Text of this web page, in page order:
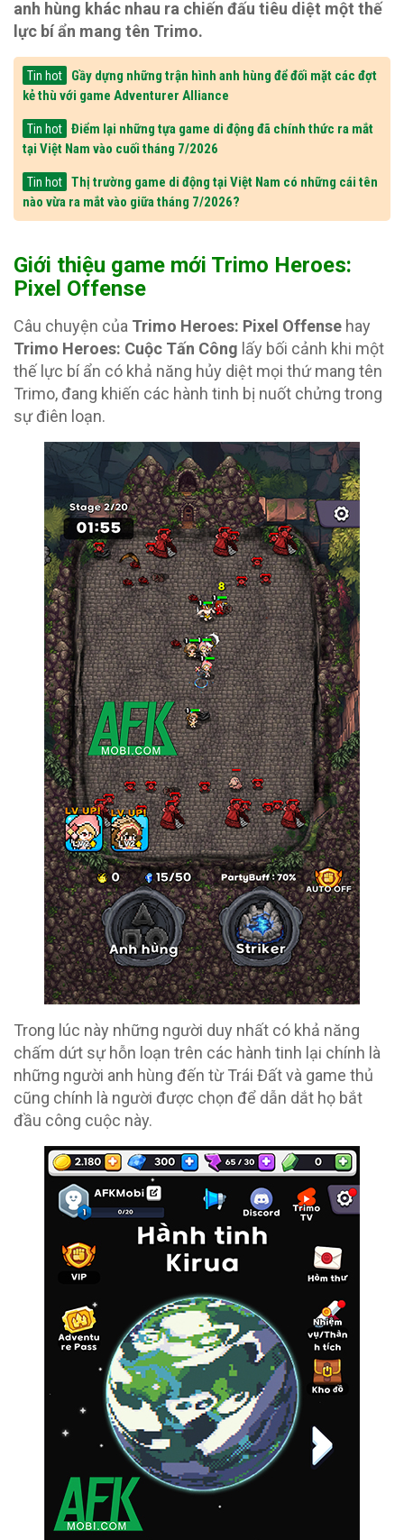
anh hùng khác nhau ra chiến đấu tiêu diệt một thế
lực bí ẩn mang tên Trimo.
Tin hot
Gầy dựng những trận hình anh hùng để đối mặt các đợt
kẻ thù với game Adventurer Alliance
Tin hot
Điểm lại những tựa game di động đã chính thức ra mắt
tại Việt Nam vào cuối tháng 7/2026
Tin hot
Thị trường game di động tại Việt Nam có những cái tên
nào vừa ra mắt vào giữa tháng 7/2026?
Giới thiệu game mới Trimo Heroes:
Pixel Offense
Câu chuyện của Trimo Heroes: Pixel Offense hay
Trimo Heroes: Cuộc Tấn Công lấy bối cảnh khi một
thế lực bí ẩn có khả năng hủy diệt mọi thứ mang tên
Trimo, đang khiến các hành tinh bị nuốt chửng trong
sự điên loạn.
Trong lúc này những người duy nhất có khả năng
chấm dứt sự hỗn loạn trên các hành tinh lại chính là
những người anh hùng đến từ Trái Đất và game thủ
cũng chính là người được chọn để dẫn dắt họ bắt
đầu công cuộc này.